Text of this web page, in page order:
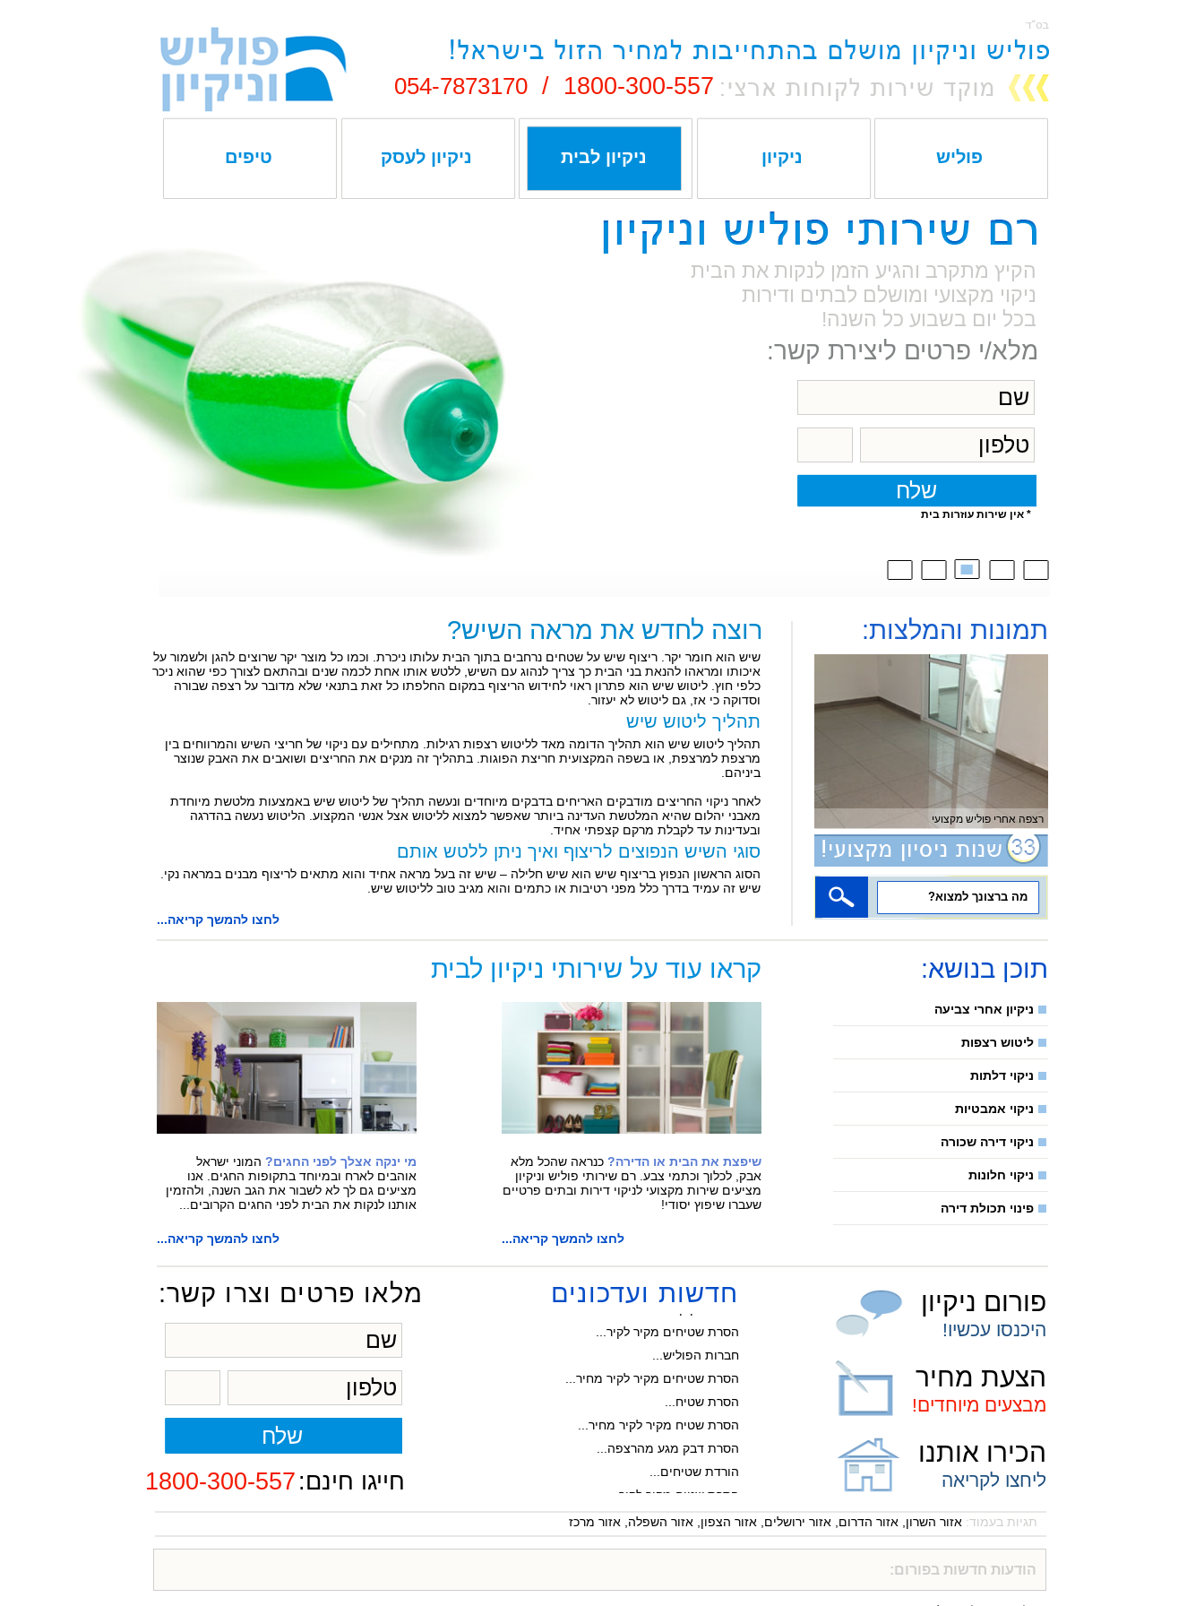
1800-300-557 /
054-7873170
פוליש ניקיון ניקיון לבית ניקיון לעסק טיפים
הקיץ מתקרב והגיע הזמן לנקות את הבית
ניקוי מקצועי ומושלם לבתים ודירות
בכל יום בשבוע כל השנה!
מלא/י פרטים ליצירת קשר:
* אין שירות עוזרות בית
תמונות והמלצות:
רצפה אחרי פוליש מקצועי
רוצה לחדש את מראה השיש?
שיש הוא חומר יקר. ריצוף שיש על שטחים נרחבים בתוך הבית עלותו ניכרת. וכמו כל מוצר יקר שרוצים להגן ולשמור על
איכותו ומראהו להנאת בני הבית כך צריך לנהוג עם השיש, ללטש אותו אחת לכמה שנים ובהתאם לצורך כפי שהוא ניכר
כלפי חוץ. ליטוש שיש הוא פתרון ראוי לחידוש הריצוף במקום החלפתו כל זאת בתנאי שלא מדובר על רצפה שבורה
וסדוקה כי אז, גם ליטוש לא יעזור.
תהליך ליטוש שיש
תהליך ליטוש שיש הוא תהליך הדומה מאד לליטוש רצפות רגילות. מתחילים עם ניקוי של חריצי השיש והמרווחים בין
מרצפת למרצפת, או בשפה המקצועית חריצת הפוגות. בתהליך זה מנקים את החריצים ושואבים את האבק שנוצר
ביניהם.
לאחר ניקוי החריצים מודבקים האריחים בדבקים מיוחדים ונעשה תהליך של ליטוש שיש באמצעות מלטשת מיוחדת
מאבני יהלום שהיא המלטשת העדינה ביותר שאפשר למצוא לליטוש אצל אנשי המקצוע. הליטוש נעשה בהדרגה
ובעדינות עד לקבלת מרקם קצפתי אחיד.
סוגי השיש הנפוצים לריצוף ואיך ניתן ללטש אותם
הסוג הראשון הנפוץ בריצוף שיש הוא שיש חלילה – שיש זה בעל מראה אחיד והוא מתאים לריצוף מבנים במראה נקי.
שיש זה עמיד בדרך כלל מפני רטיבות או כתמים והוא מגיב טוב לליטוש שיש.
לחצו להמשך קריאה...
תוכן בנושא:
ניקיון אחרי צביעה
ליטוש רצפות
ניקוי דלתות
ניקוי אמבטיות
ניקוי דירה שכורה
ניקוי חלונות
פינוי תכולת דירה
קראו עוד על שירותי ניקיון לבית
שיפצת את הבית או הדירה? כנראה שהכל מלא
אבק, לכלוך וכתמי צבע. רם שירותי פוליש וניקיון
מציעים שירות מקצועי לניקוי דירות ובתים פרטיים
שעברו שיפוץ יסודי!
לחצו להמשך קריאה...
מי ינקה אצלך לפני החגים? המוני ישראל
אוהבים לארח ובמיוחד בתקופות החגים. אנו
מציעים גם לך לא לשבור את הגב השנה, ולהזמין
אותנו לנקות את הבית לפני החגים הקרובים...
לחצו להמשך קריאה...
פורום ניקיון
היכנסו עכשיו!
הצעת מחיר
מבצעים מיוחדים!
הכירו אותנו
ליחצו לקריאה
חדשות ועדכונים
חברת ניקיון בבאר שבע...
הסרת שטיחים מקיר לקיר...
חברות הפוליש...
הסרת שטיחים מקיר לקיר מחיר...
הסרת שטיח...
הסרת שטיח מקיר לקיר מחיר...
הסרת דבק מגע מהרצפה...
הורדת שטיחים...
הסרת שטיח מקיר לקיר...
חברות ניקיון במרכז...
חברת ניקיון בדרום...
מלאו פרטים וצרו קשר:
חייגו חינם: 1800-300-557
תגיות בעמוד:אזור השרון ,אזור הדרום ,אזור ירושלים ,אזור הצפון ,אזור השפלה ,אזור מרכז
הודעות חדשות בפורום: